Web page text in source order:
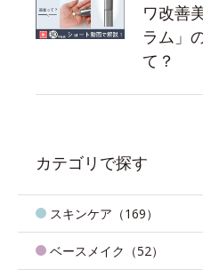
ワ改善
ラム」
て？
カテゴリで探す
スキンケア（169）
ベースメイク（52）